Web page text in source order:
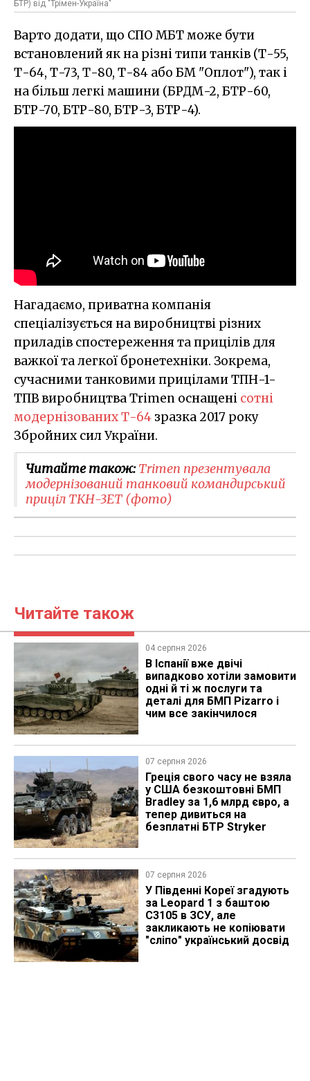
БТР) від "Трімен-Україна"
Варто додати, що СПО МБТ може бути
встановлений як на різні типи танків (Т-55,
Т-64, Т-73, Т-80, Т-84 або БМ "Оплот"), так і
на більш легкі машини (БРДМ-2, БТР-60,
БТР-70, БТР-80, БТР-3, БТР-4).
Нагадаємо, приватна компанія
спеціалізується на виробництві різних
приладів спостереження та прицілів для
важкої та легкої бронетехніки. Зокрема,
сучасними танковими прицілами ТПН-1-
ТПВ виробництва Trimen оснащені сотні
модернізованих Т-64 зразка 2017 року
Збройних сил України.
Читайте також:Тrimen презентувала
модернізований танковий командирський
приціл ТКН-3ЕТ (фото)
Читайте також
04 серпня 2026
В Іспанії вже двічі
випадково хотіли замовити
одні й ті ж послуги та
деталі для БМП Pizarro і
чим все закінчилося
07 серпня 2026
Греція свого часу не взяла
у США безкоштовні БМП
Bradley за 1,6 млрд євро, а
тепер дивиться на
безплатні БТР Stryker
07 серпня 2026
У Південні Кореї згадують
за Leopard 1 з баштою
C3105 в ЗСУ, але
закликають не копіювати
"сліпо" український досвід